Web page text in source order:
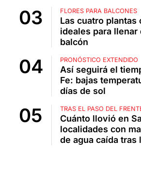
FLORES PARA BALCONES
Las cuatro plantas
ideales para llenar
balcón
PRONÓSTICO EXTENDIDO
Así seguirá el
Fe: bajas
días de sol
TRAS EL PASO DEL
Cuánto llovió en
localidades con
de agua caída tras